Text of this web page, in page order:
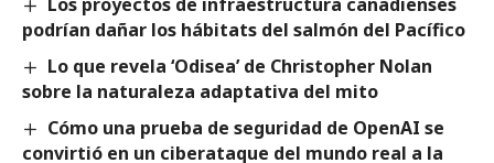
podrían dañar los hábitats del salmón del Pacífico
Lo que revela ‘Odisea’ de Christopher Nolan
sobre la naturaleza adaptativa del mito
Cómo una prueba de seguridad de OpenAI se
convirtió en un ciberataque del mundo real a la